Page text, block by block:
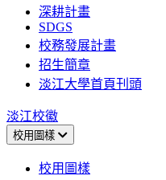
深耕計畫
SDGS
校務發展計畫
招生簡章
淡江大學首頁刊頭
淡江校徽
校用圖樣
校用圖樣